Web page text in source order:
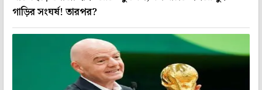
গাড়ির সংঘর্ষ! তারপর?